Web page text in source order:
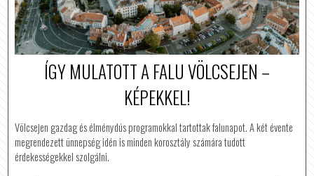
ÍGY MULATOTT A FALU VÖLCSEJEN –
KÉPEKKEL!
Völcsejen gazdag és élménydús programokkal tartottak falunapot. A két évente
megrendezett ünnepség idén is minden korosztály számára tudott
érdekességekkel szolgálni.